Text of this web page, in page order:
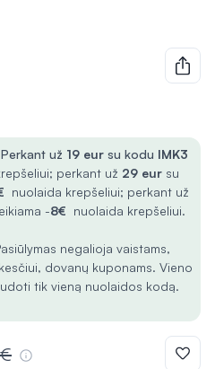
Perkant už 19 eur su kodu IMK3
perkant už 29 eur su
nuolaida krepšeliui; perkant už
-8€ nuolaida krepšeliui.
negalioja vaistams,
dovanų kuponams. Vieno
tik vieną nuolaidos kodą.